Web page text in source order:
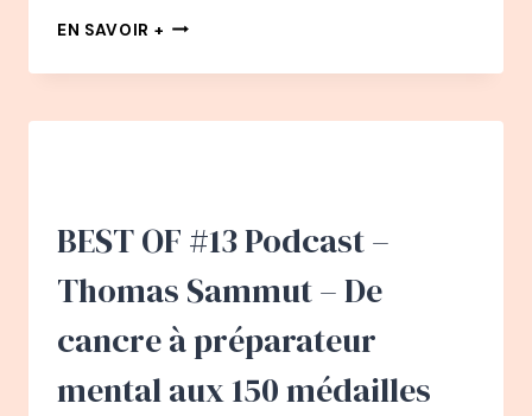
EN SAVOIR + 116
–
LAURENCE
CRÉER
NOUVEAU
MÉTIER
LA
BEST OF #13 Podcast –
Thomas Sammut – De
cancre à préparateur
mental aux 150 médailles